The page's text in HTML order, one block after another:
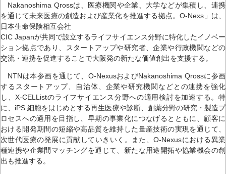
Nakanoshima Qrossは、医療機関や企業、大学などが集積し、連携
を通じて未来医療の創造および産業化を推進する拠点。O-Nexs」は、
日本生命保険相互会社
CIC Japanが共同で設立するライフサイエンス分野に特化したイノベー
ション拠点であり、スタートアップや研究者、企業や行政機関などの
交流・連携を促進することで大阪発の新たな価値創出を支援する。
NTNは本参画を通じて、O-NexusおよびNakanoshima Qrossに参画
するスタートアップ、自治体、企業や研究機関などとの連携を強化
し、X-CELListのライフサイエンス分野への適用検討を加速する。特
に、iPS 細胞をはじめとする再生医療や診断、創薬分野の研究・製造プ
ロセスへの適用を目指し、早期の事業化につなげるとともに、顧客に
おける開発期間の短縮や高品質を維持した量産技術の実現を通じて、
次世代医療の発展に貢献していきいく。また、O-Nexusにおける異業
種連携や企業間マッチングを通じて、新たな用途開拓や協業機会の創
出も推進する。